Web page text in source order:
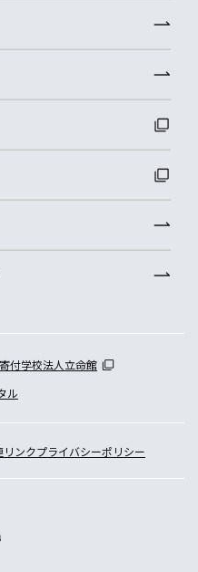
付学校法人立命館
ル
リンクプライバシーポリシー